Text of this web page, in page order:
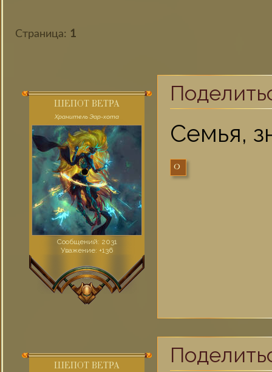
Страница: 1
ШЕПОТ ВЕТРА
Хранитель Эар-хота
Сообщений: 2031
Уважение: +136
Семья,
0
ШЕПОТ ВЕТРА